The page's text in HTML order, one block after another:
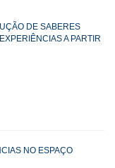
DE SABERES
A PARTIR
NO ESPAÇO